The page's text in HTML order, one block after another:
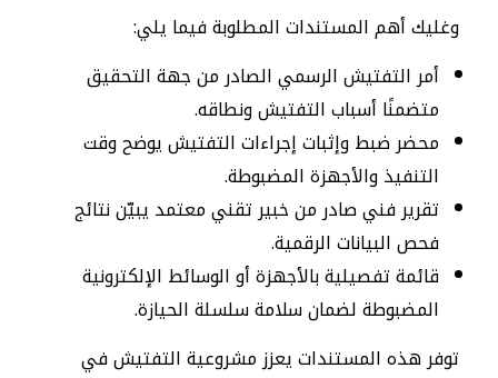
وغليك أهم المستندات المطلوبة فيما يلي:
أمر التفتيش الرسمي الصادر من جهة التحقيق
متضمنًا أسباب التفتيش ونطاقه.
محضر ضبط وإثبات إجراءات التفتيش يوضح وقت
التنفيذ والأجهزة المضبوطة.
تقرير فني صادر من خبير تقني معتمد يبيّن نتائج
فحص البيانات الرقمية.
قائمة تفصيلية بالأجهزة أو الوسائط الإلكترونية
المضبوطة لضمان سلامة سلسلة الحيازة.
توفر هذه المستندات يعزز مشروعية التفتيش في